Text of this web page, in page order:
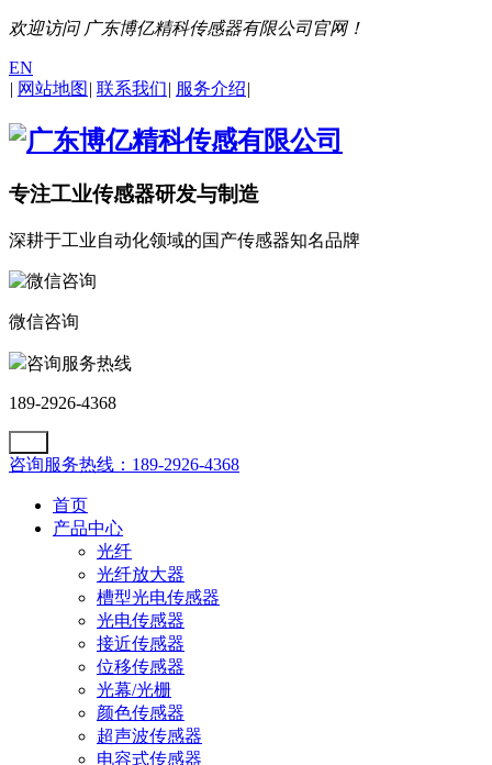
欢迎访问 广东博亿精科传感器有限公司官网！
EN
| 网站地图 | 联系我们| 服务介绍|
专注工业传感器研发与制造
深耕于工业自动化领域的国产传感器知名品牌
微信咨询
咨询服务热线
189-2926-4368
咨询服务热线：189-2926-4368
首页
产品中心
光纤
光纤放大器
槽型光电传感器
光电传感器
接近传感器
位移传感器
光幕/光栅
颜色传感器
超声波传感器
电容式传感器